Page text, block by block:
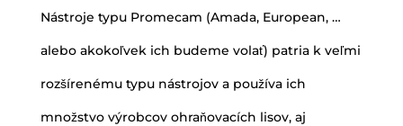
Nástroje typu Promecam (Amada, European, …
alebo akokoľvek ich budeme volať) patria k veľmi
rozšírenému typu nástrojov a používa ich
množstvo výrobcov ohraňovacích lisov, aj